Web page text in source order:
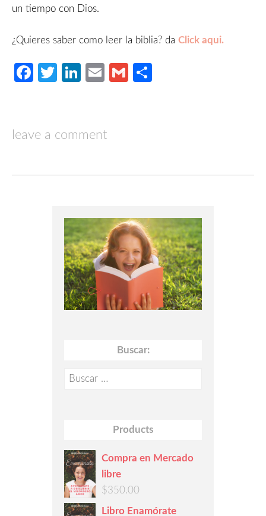
un tiempo con Dios.
¿Quieres saber como leer la biblia? da Click aqui.
Facebook
TwitterLinkedIn
EmailGmail
leave a comment
Buscar:
Buscar:
Products
Compra en Mercado
libre
$350.00
Libro Enamórate